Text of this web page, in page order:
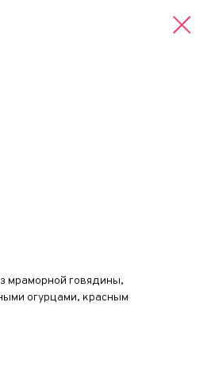
мраморной говядины,
огурцами, красным